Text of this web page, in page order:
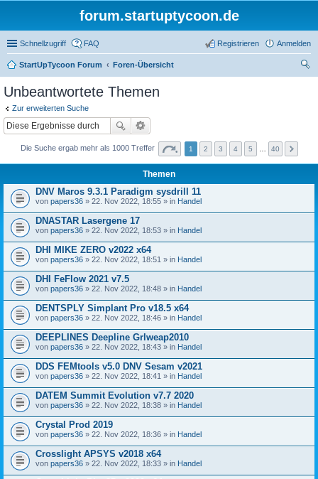
forum.startuptycoon.de
Schnellzugriff FAQ Anmelden
Registrieren
StartUpTycoon Forum
Foren-Übersicht
Unbeantwortete Themen
Zur erweiterten Suche
Die Suche ergab mehr als 1000 Treffer 1 2 3 4 5 40
Themen
DNV Maros 9.3.1 Paradigm sysdrill 11
von papers36 » 22. Nov 2022, 18:55 » in Handel
DNASTAR Lasergene 17
von papers36 » 22. Nov 2022, 18:53 » in Handel
DHI MIKE ZERO v2022 x64
von papers36 » 22. Nov 2022, 18:51 » in Handel
DHI FeFlow 2021 v7.5
von papers36 » 22. Nov 2022, 18:48 » in Handel
DENTSPLY Simplant Pro v18.5 x64
von papers36 » 22. Nov 2022, 18:46 » in Handel
DEEPLINES Deepline Grlweap2010
von papers36 » 22. Nov 2022, 18:43 » in Handel
DDS FEMtools v5.0 DNV Sesam v2021
von papers36 » 22. Nov 2022, 18:41 » in Handel
DATEM Summit Evolution v7.7 2020
von papers36 » 22. Nov 2022, 18:38 » in Handel
Crystal Prod 2019
von papers36 » 22. Nov 2022, 18:36 » in Handel
Crosslight APSYS v2018 x64
von papers36 » 22. Nov 2022, 18:33 » in Handel